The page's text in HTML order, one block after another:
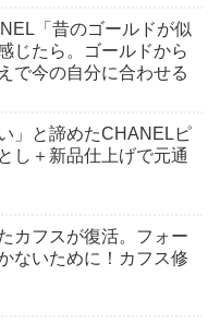
「昔のゴールドが似
じたら。ゴールドから
で今の自分に合わせる
」と諦めたCHANELピ
し＋新品仕上げで元通
カフスが復活。フォー
ないために！カフス修